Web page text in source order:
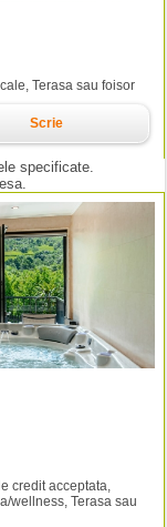
Terasa sau foisor
Scrie
specificate.
credit acceptata,
wellness, Terasa sau